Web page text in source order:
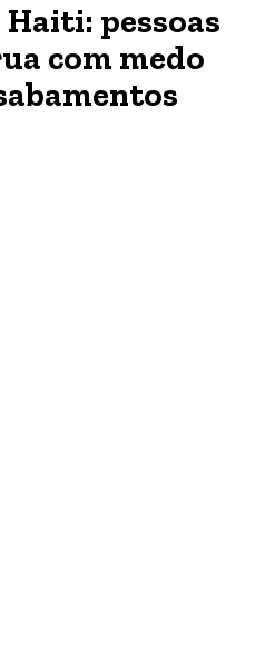
pessoas
com medo